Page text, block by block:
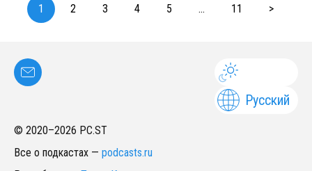
1 2 3 4 5 ... 11 >
Русский
© 2020–2026 PC.ST
Все о подкастах — podcasts.ru